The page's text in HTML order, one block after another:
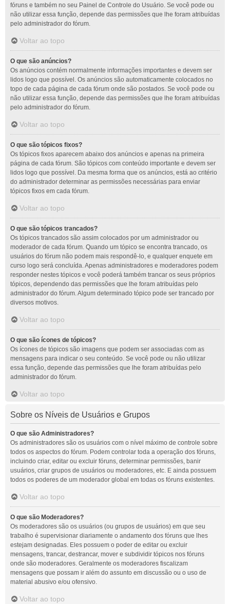
fóruns e também no seu Painel de Controle do Usuário. Se você pode ou
não utilizar essa função, depende das permissões que lhe foram atribuídas
pelo administrador do fórum.
Voltar ao topo
O que são anúncios?
Os anúncios contém normalmente informações importantes e devem ser
lidos logo que possível. Os anúncios são automaticamente colocados no
topo de cada página de cada fórum onde são postados. Se você pode ou
não utilizar essa função, depende das permissões que lhe foram atribuídas
pelo administrador do fórum.
Voltar ao topo
O que são tópicos fixos?
Os tópicos fixos aparecem abaixo dos anúncios e apenas na primeira
página de cada fórum. São tópicos com conteúdo importante e devem ser
lidos logo que possível. Da mesma forma que os anúncios, está ao critério
do administrador determinar as permissões necessárias para enviar
tópicos fixos em cada fórum.
Voltar ao topo
O que são tópicos trancados?
Os tópicos trancados são assim colocados por um administrador ou
moderador de cada fórum. Quando um tópico se encontra trancado, os
usuários do fórum não podem mais respondê-lo, e qualquer enquete em
curso logo será concluída. Apenas administradores e moderadores podem
responder nestes tópicos e você poderá também trancar os seus próprios
tópicos, dependendo das permissões que lhe foram atribuídas pelo
administrador do fórum. Algum determinado tópico pode ser trancado por
diversos motivos.
Voltar ao topo
O que são ícones de tópicos?
Os ícones de tópicos são imagens que podem ser associadas com as
mensagens para indicar o seu conteúdo. Se você pode ou não utilizar
essa função, depende das permissões que lhe foram atribuídas pelo
administrador do fórum.
Voltar ao topo
Sobre os Níveis de Usuários e Grupos
O que são Administradores?
Os administradores são os usuários com o nível máximo de controle sobre
todos os aspectos do fórum. Podem controlar toda a operação dos fóruns,
incluindo criar, editar ou excluir fóruns, determinar permissões, banir
usuários, criar grupos de usuários ou moderadores, etc. E ainda possuem
todos os poderes de um moderador global em todas os fóruns existentes.
Voltar ao topo
O que são Moderadores?
Os moderadores são os usuários (ou grupos de usuários) em que seu
trabalho é supervisionar diariamente o andamento dos fóruns que lhes
estejam designadas. Eles possuem o poder de editar ou excluir
mensagens, trancar, destrancar, mover e subdividir tópicos nos fóruns
onde são moderadores. Geralmente os moderadores fiscalizam
mensagens que possam ir além do assunto em discussão ou o uso de
material abusivo e/ou ofensivo.
Voltar ao topo